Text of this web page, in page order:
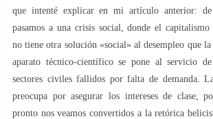
que intenté explicar en mi artículo anterior:
pasamos a una crisis social, donde el
no tiene otra solución «social» al desempleo que
aparato técnico-científico se pone al servicio
sectores civiles fallidos por falta de demanda.
preocupa por asegurar los intereses de clase,
pronto nos veamos convertidos a la retórica